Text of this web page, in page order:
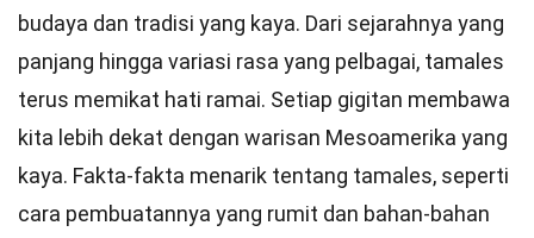
budaya dan tradisi yang kaya. Dari sejarahnya yang
panjang hingga variasi rasa yang pelbagai, tamales
terus memikat hati ramai. Setiap gigitan membawa
kita lebih dekat dengan warisan Mesoamerika yang
kaya. Fakta-fakta menarik tentang tamales, seperti
cara pembuatannya yang rumit dan bahan-bahan